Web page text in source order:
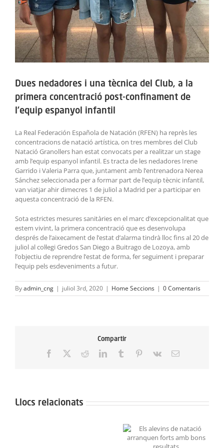
Dues nedadores i una tècnica del Club, a la
primera concentració post-confinament de
l’equip espanyol infantil
La Real Federación Española de Natación (RFEN) ha reprès les
concentracions de natació artística, on tres membres del Club
Natació Granollers han estat convocats per a realitzar un stage
amb l’equip espanyol infantil. Es tracta de les nedadores Irene
Garrido i Valeria Parra que, juntament amb l’entrenadora Nerea
Sánchez seleccionada per a formar part de l’equip tècnic infantil,
van viatjar ahir dimecres 1 de juliol a Madrid per a participar en
aquesta concentració de la RFEN.
Sota estrictes mesures sanitàries en el marc d’excepcionalitat que
estem vivint, la primera concentració que es desenvolupa
després de l’aixecament de l’estat d’alarma tindrà lloc fins al 20 de
juliol al col·legi Gredos San Diego a Buitrago de Lozoya, amb
l’objectiu de reprendre l’estat de forma, fer seguiment i preparar
l’equip pels esdeveniments a futur.
Byadmin_cng | juliol 3rd, 2020 | Home Seccions | 0 Comentaris
Compartir
Facebook RedditLinkedInTumblr Pinterest
Vk Email:
Llocs relacionats
Grans resultats a la
Lliga de Figures Aleví i